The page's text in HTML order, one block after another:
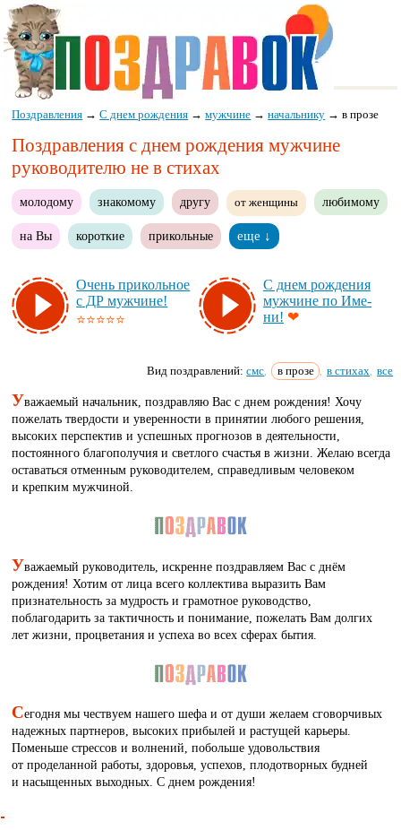
Поздравления →С днем рождения →мужчине →начальнику →в прозе
Поздравления с днем рождения мужчине
руководителю не в стихах
молодому знакомому другу от женщины любимому
на Вы короткие прикольные еще ↓
Очень при­коль­ное
с ДР муж­чи­не!
⭐⭐⭐⭐⭐
С днем рож­де­ния
муж­чи­не по Име­
ни! ❤
Вид поздравлений:смс в прозе , в стихах все
Уважаемый начальник, поздравляю Вас с днем рождения! Хочу
пожелать твердости и уверенности в принятии любого решения,
высоких перспектив и успешных прогнозов в деятельности,
постоянного благополучия и светлого счастья в жизни. Желаю всегда
оставаться отменным руководителем, справедливым человеком
и крепким мужчиной.
Уважаемый руководитель, искренне поздравляем Вас с днём
рождения! Хотим от лица всего коллектива выразить Вам
признательность за мудрость и грамотное руководство,
поблагодарить за тактичность и понимание, пожелать Вам долгих
лет жизни, процветания и успеха во всех сферах бытия.
Сегодня мы чествуем нашего шефа и от души желаем сговорчивых
надежных партнеров, высоких прибылей и растущей карьеры.
Поменьше стрессов и волнений, побольше удовольствия
от проделанной работы, здоровья, успехов, плодотворных будней
и насыщенных выходных. С днем рождения!